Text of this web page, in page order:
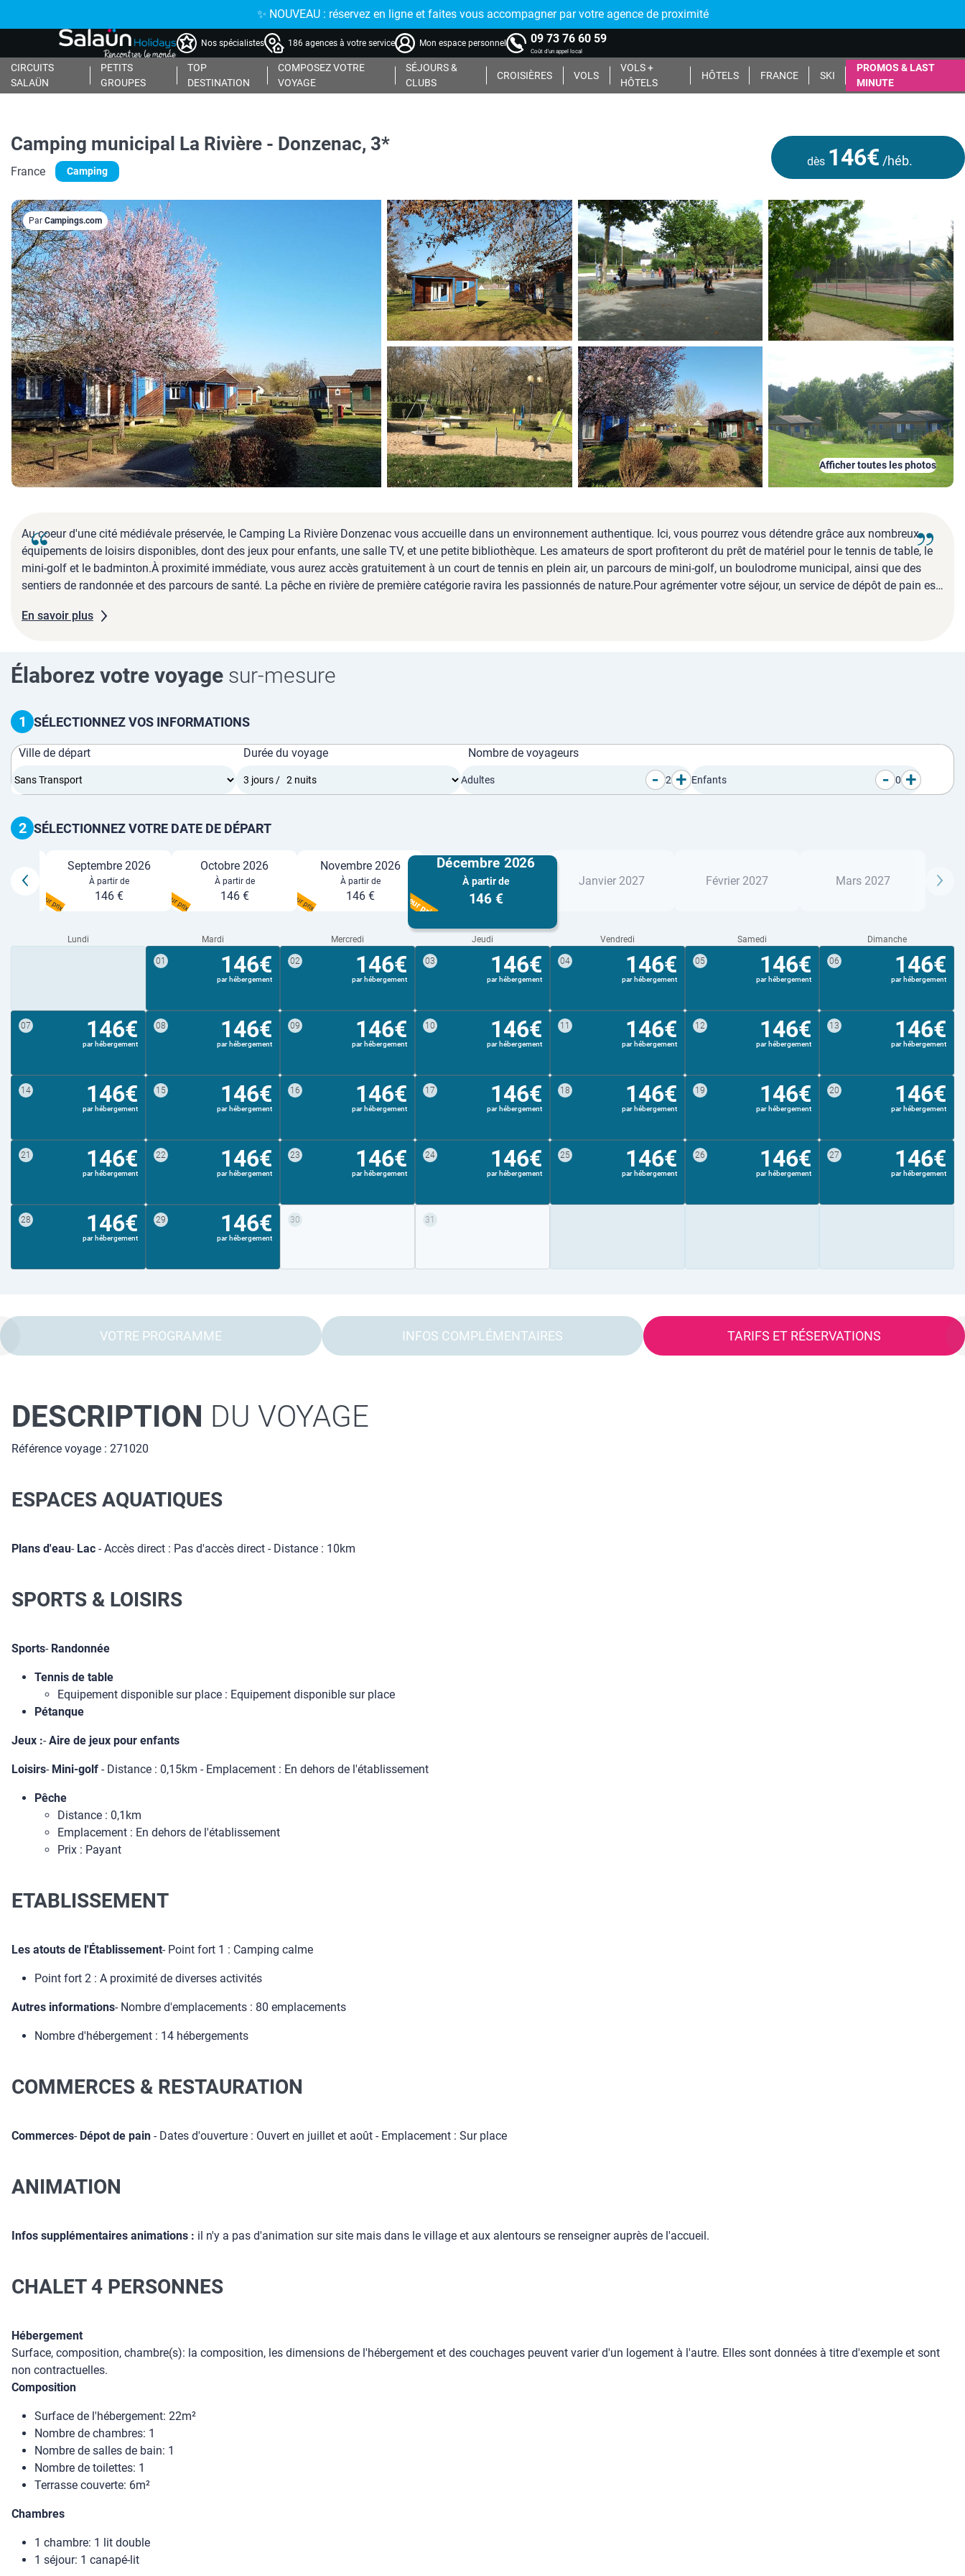
✨ NOUVEAU : réservez en ligne et faites vous accompagner par votre agence de proximité
Nos spécialistes 186 agences à votre service Mon espace personnel 09 73 76 60 59
Coût d'un appel local
CIRCUITS
SALAÜN
PETITS
GROUPES
TOP
DESTINATION
COMPOSEZ VOTRE
VOYAGE
SÉJOURS &
CLUBS
CROISIÈRES VOLS
VOLS +
HÔTELS
HÔTELS FRANCE SKI
PROMOS & LAST
MINUTE
dès 146€ /héb.
Camping municipal La Rivière - Donzenac, 3*
France Camping
Afficher toutes les photos
Par Campings.com
Au coeur d'une cité médiévale préservée, le Camping La Rivière Donzenac vous accueille dans un environnement authentique. Ici, vous pourrez vous détendre grâce aux nombreux
équipements de loisirs disponibles, dont des jeux pour enfants, une salle TV, et une petite bibliothèque. Les amateurs de sport profiteront du prêt de matériel pour le tennis de table, le
mini-golf et le badminton.À proximité immédiate, vous aurez accès gratuitement à un court de tennis en plein air, un parcours de mini-golf, un boulodrome municipal, ainsi que des
sentiers de randonnée et des parcours de santé. La pêche en rivière de première catégorie ravira les passionnés de nature.Pour agrémenter votre séjour, un service de dépôt de pain est
du Limousin, du Quercy et du Périgord.
En savoir plus
Élaborez votre voyage sur-mesure
1 SÉLECTIONNEZ VOS INFORMATIONS
Ville de départ Durée du voyage Nombre de voyageurs
Adultes - 2 + Enfants - 0 +
2 SÉLECTIONNEZ VOTRE DATE DE DÉPART
Septembre 2026
À partir de
146 €
Meilleur prix
Octobre 2026
À partir de
146 €
Meilleur prix
Novembre 2026
À partir de
146 €
Meilleur prix
Décembre 2026
À partir de
146 €
Meilleur prix
Janvier 2027 Février 2027 Mars 2027
Lundi Mardi Mercredi Jeudi Vendredi Samedi Dimanche
01 146€
par hébergement
02 146€
par hébergement
03 146€
par hébergement
04 146€
par hébergement
05 146€
par hébergement
06 146€
par hébergement
07 146€
par hébergement
08 146€
par hébergement
09 146€
par hébergement
10 146€
par hébergement
11 146€
par hébergement
12 146€
par hébergement
13 146€
par hébergement
14 146€
par hébergement
15 146€
par hébergement
16 146€
par hébergement
17 146€
par hébergement
18 146€
par hébergement
19 146€
par hébergement
20 146€
par hébergement
21 146€
par hébergement
22 146€
par hébergement
23 146€
par hébergement
24 146€
par hébergement
25 146€
par hébergement
26 146€
par hébergement
27 146€
par hébergement
28 146€
par hébergement
29 146€
par hébergement
30 31
VOTRE PROGRAMME INFOS COMPLÉMENTAIRES TARIFS ET RÉSERVATIONS
DESCRIPTION DU VOYAGE
Référence voyage : 271020
ESPACES AQUATIQUES
Plans d'eau- Lac - Accès direct : Pas d'accès direct - Distance : 10km
SPORTS & LOISIRS
Sports- Randonnée
Tennis de table
Equipement disponible sur place : Equipement disponible sur place
Pétanque
Jeux :-Aire de jeux pour enfants
Loisirs- Mini-golf - Distance : 0,15km - Emplacement : En dehors de l'établissement
Pêche
Distance : 0,1km
Emplacement : En dehors de l'établissement
Prix : Payant
ETABLISSEMENT
Les atouts de l'Établissement- Point fort 1 : Camping calme
Point fort 2 : A proximité de diverses activités
Autres informations- Nombre d'emplacements : 80 emplacements
Nombre d'hébergement : 14 hébergements
COMMERCES & RESTAURATION
Commerces- Dépot de pain - Dates d'ouverture : Ouvert en juillet et août - Emplacement : Sur place
ANIMATION
Infos supplémentaires animations : il n'y a pas d'animation sur site mais dans le village et aux alentours se renseigner auprès de l'accueil.
CHALET 4 PERSONNES
Hébergement
Surface, composition, chambre(s): la composition, les dimensions de l'hébergement et des couchages peuvent varier d'un logement à l'autre. Elles sont données à titre d'exemple et sont
non contractuelles.
Composition
Surface de l'hébergement: 22m²
Nombre de chambres: 1
Nombre de salles de bain: 1
Nombre de toilettes: 1
Terrasse couverte: 6m²
Chambres
1 chambre: 1 lit double
1 séjour: 1 canapé-lit